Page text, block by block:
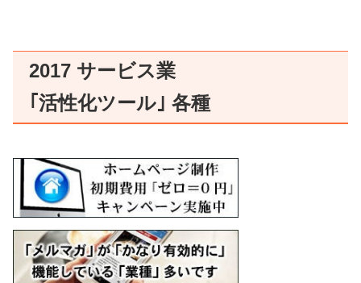
2017 サービス業
｢活性化ツール｣ 各種